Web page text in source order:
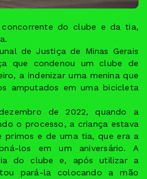
do clube e da tia,
de Justiça de Minas Gerais
que condenou um clube de
a indenizar uma menina que
amputados em uma bicicleta
de 2022, quando a
o processo, a criança estava
primos e de uma tia, que era a
los em um aniversário. A
do clube e, após utilizar a
pará-la colocando a mão